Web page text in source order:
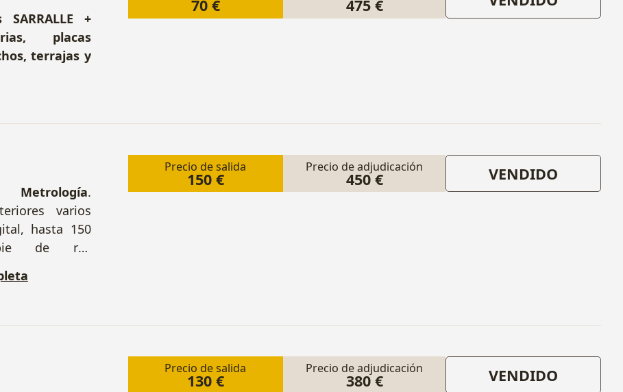
70 € 475 €
+
placas
terrajas y
Precio de salida
150 €
Precio de adjudicación
450 € VENDIDO
.
varios
hasta 150
de rey
magnéticos
. Dimensiones
Precio de salida
130 €
Precio de adjudicación
380 € VENDIDO